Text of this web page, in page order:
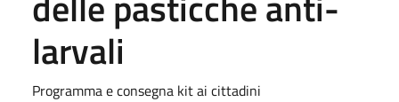
larvali
Programma e consegna kit ai cittadini